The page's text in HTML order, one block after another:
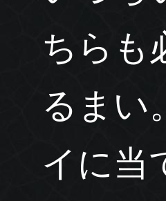
ちらも
るまい
イに当